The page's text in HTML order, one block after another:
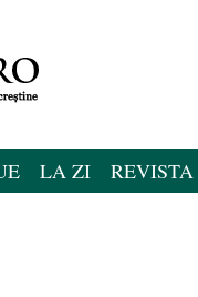
LA ZI REVISTA